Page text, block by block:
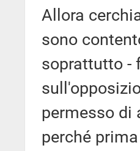
Allora
sono
soprattutto -
permesso di
perché